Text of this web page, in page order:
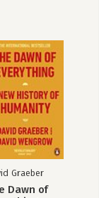
'Taal van
leider in een
– dat hij
Jaspers en
de shortlist
van het Jaar
Graeber
Dawn of